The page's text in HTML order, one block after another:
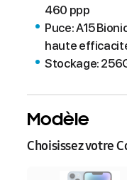
460 ppp
Puce: A15
haute
Stockage:
Modèle
Choisissez votre